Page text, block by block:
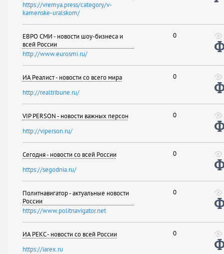
https://vremya.press/category/v-
kamenske-uralskom/
ЕВРО СМИ - новости шоу-бизнеса и
всей России
http://www.eurosmi.ru/
0
ИА Реалист - новости со всего мира
http://realtribune.ru/
0
VIP PERSON - новости важных персон
http://viperson.ru/
0
Сегодня - новости со всей России
https://segodnia.ru/
0
Политнавигатор - актуальные новости
России
https://www.politnavigator.net
0
ИА РЕКС - новости со всей России
https://iarex.ru
0